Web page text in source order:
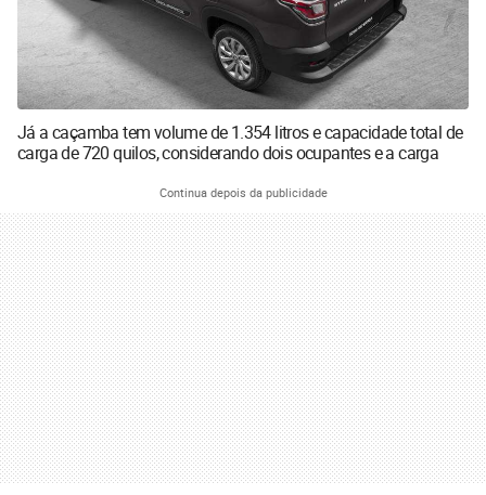
Já a caçamba tem volume de 1.354 litros e capacidade total de
carga de 720 quilos, considerando dois ocupantes e a carga
Continua depois da publicidade